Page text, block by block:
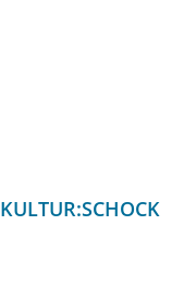
KULTUR:SCHOCK